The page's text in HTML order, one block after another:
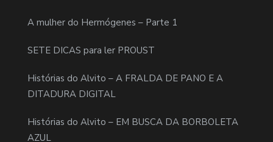
A mulher do Hermógenes – Parte 1
SETE DICAS para ler PROUST
Histórias do Alvito – A FRALDA DE PANO E A
DITADURA DIGITAL
Histórias do Alvito – EM BUSCA DA BORBOLETA
AZUL